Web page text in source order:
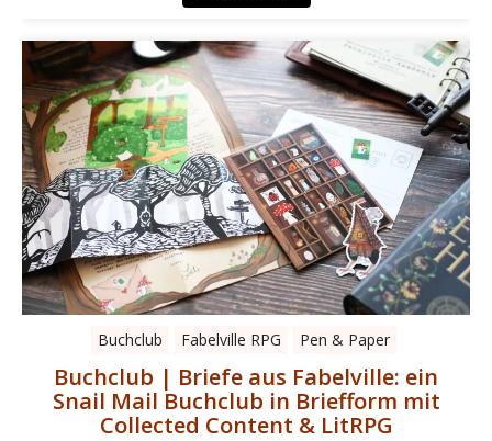
Buchclub Fabelville RPG Pen & Paper
Buchclub | Briefe aus Fabelville: ein
Snail Mail Buchclub in Briefform mit
Collected Content & LitRPG